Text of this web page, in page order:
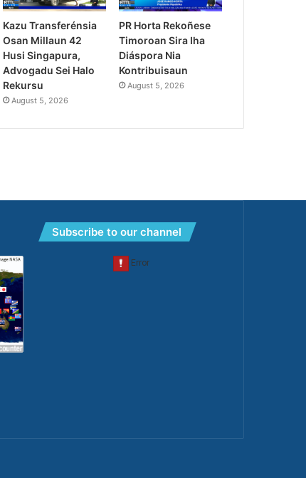
Kazu Transferénsia
Osan Millaun 42
Husi Singapura,
Advogadu Sei Halo
Rekursu
August 5, 2026
PR Horta Rekoñese
Timoroan Sira Iha
Diáspora Nia
Kontribuisaun
August 5, 2026
Subscribe to our channel